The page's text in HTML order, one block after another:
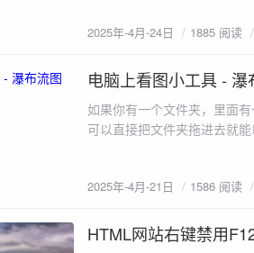
2025年-4月-24日 1885 阅读
2025-4-21
电脑上看图小工具 -
如果你有一个文件夹，里面
可以直接把文件夹拖进去就
2025年-4月-21日 1586 阅读
2024-3-31
HTML网站右键禁用